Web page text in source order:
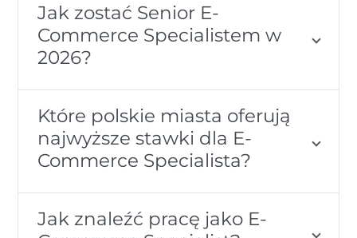
Jak zostać Senior E-
Commerce Specialistem w
2026?
Które polskie miasta oferują
najwyższe stawki dla E-
Commerce Specialista?
Jak znaleźć pracę jako E-